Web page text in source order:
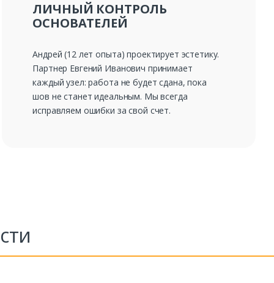
ЛИЧНЫЙ КОНТРОЛЬ
ОСНОВАТЕЛЕЙ
Андрей (12 лет опыта) проектирует эстетику.
Партнер Евгений Иванович принимает
каждый узел: работа не будет сдана, пока
шов не станет идеальным. Мы всегда
исправляем ошибки за свой счет.